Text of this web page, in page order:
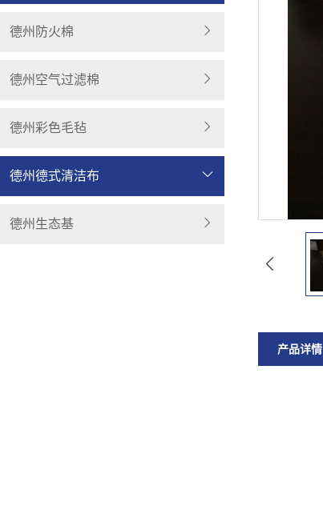
德州防火棉
德州空气过滤棉
德州彩色毛毡
德州德式清洁布
德州生态基
产品详情